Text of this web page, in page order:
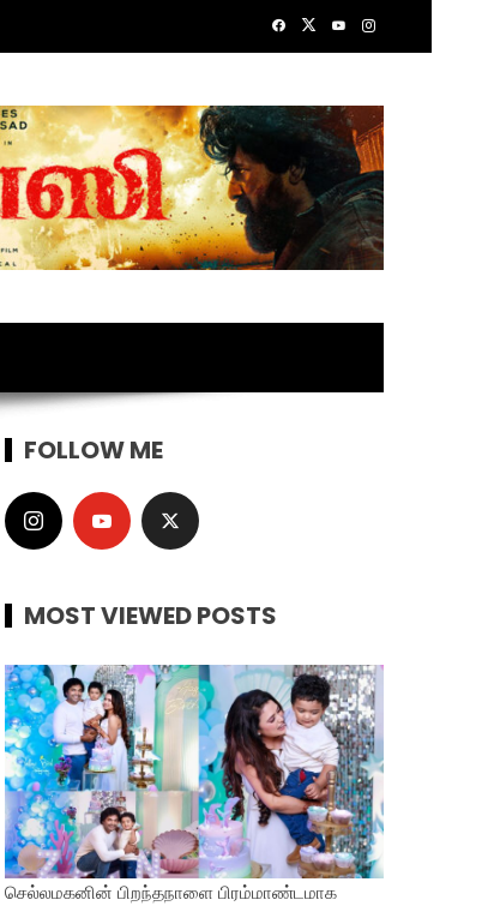
FOLLOW ME
MOST VIEWED POSTS
செல்லமகனின் பிறந்தநாளை பிரம்மாண்டமாக